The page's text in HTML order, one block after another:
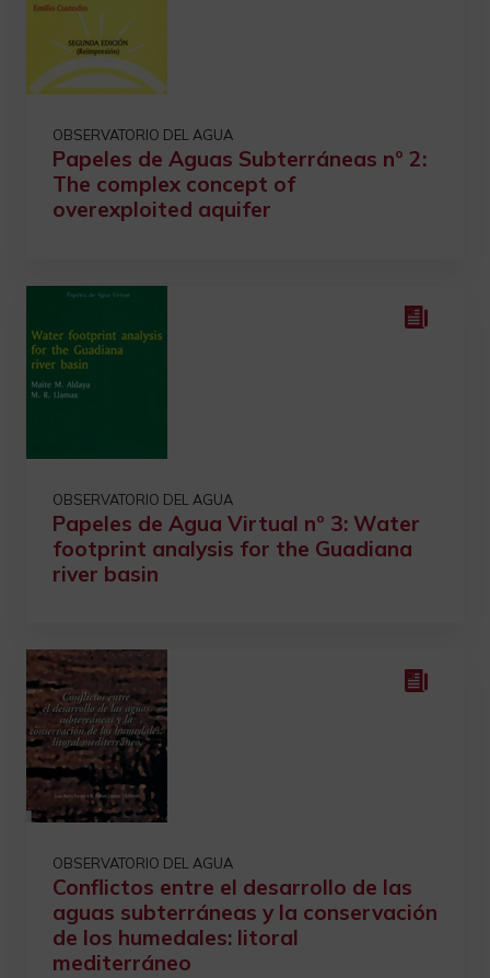
OBSERVATORIO DEL AGUA
Papeles de Aguas Subterráneas nº 2:
The complex concept of
overexploited aquifer
OBSERVATORIO DEL AGUA
Papeles de Agua Virtual nº 3: Water
footprint analysis for the Guadiana
river basin
OBSERVATORIO DEL AGUA
Conflictos entre el desarrollo de las
aguas subterráneas y la conservación
de los humedales: litoral
mediterráneo